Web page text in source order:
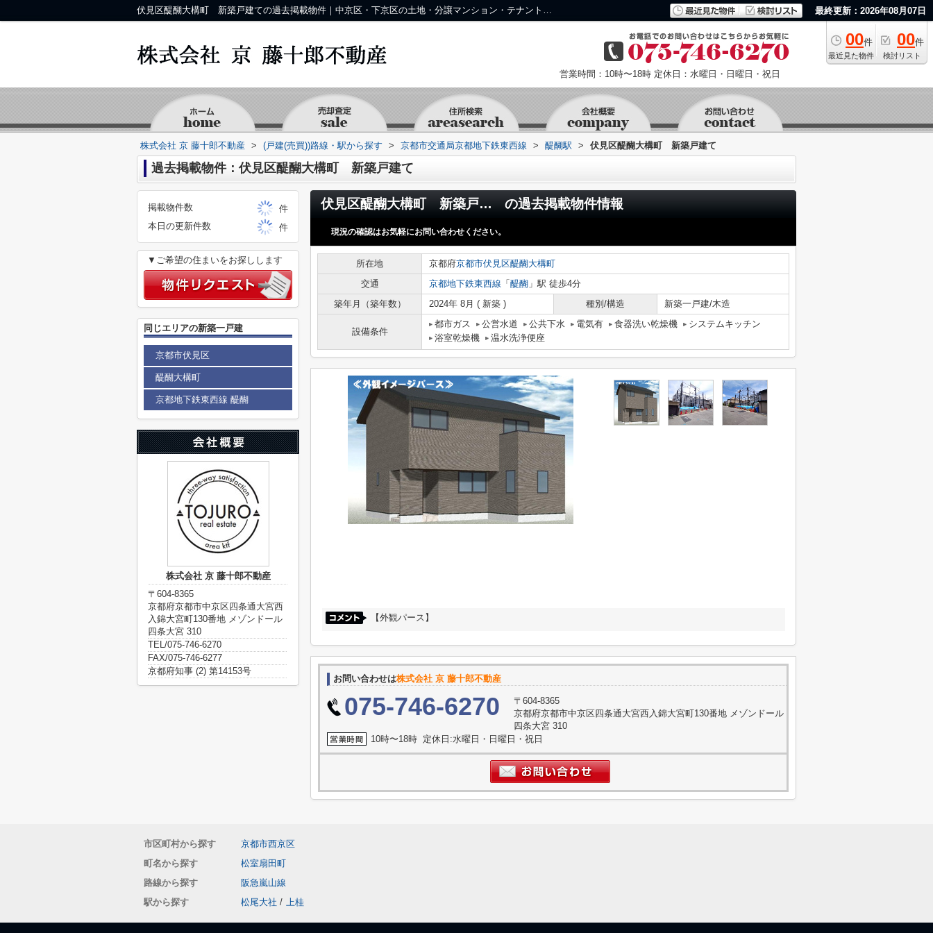
伏見区醍醐大構町 新築戸建ての過去掲載物件｜中京区・下京区の土地・分譲マンション・テナント・事業用物件なら株式会社 京 藤十郎不動産 最終更新：2026年08月07日
00件
最近見た物件
00件
検討リスト
営業時間：10時〜18時 定休日：水曜日・日曜日・祝日
株式会社 京 藤十郎不動産 > (戸建(売買))路線・駅から探す > 京都市交通局京都地下鉄東西線 > 醍醐駅 > 伏見区醍醐大構町 新築戸建て
過去掲載物件：伏見区醍醐大構町 新築戸建て
伏見区醍醐大構町 新築戸建て の過去掲載物件情報
現況の確認はお気軽にお問い合わせください。
所在地 京都府京都市伏見区醍醐大構町
交通
京都地下鉄東西線 「 醍醐 」駅 徒歩4分
築年月（築年数）
2024年 8月 ( 新築 ) 種別/構造 新築一戸建/木造
設備条件
都市ガス 公営水道 公共下水 電気有 食器洗い乾燥機
システムキッチン
浴室乾燥機
温水洗浄便座
【外観パース】
お問い合わせは株式会社 京 藤十郎不動産
075-746-6270
〒604-8365
京都府京都市中京区四条通大宮西入錦大宮町130番地 メゾンドール
四条大宮 310
10時〜18時 定休日:水曜日・日曜日・祝日
掲載物件数
件
本日の更新件数
件
▼ご希望の住まいをお探しします
同じエリアの新築一戸建
京都市伏見区
醍醐大構町
京都地下鉄東西線 醍醐
株式会社 京 藤十郎不動産
〒604-8365
京都府京都市中京区四条通大宮西
入錦大宮町130番地 メゾンドール
四条大宮 310
TEL/075-746-6270
FAX/075-746-6277
京都府知事 (2) 第14153号
市区町村から探す
京都市西京区
町名から探す
松室扇田町
路線から探す
阪急嵐山線
駅から探す
松尾大社 / 上桂